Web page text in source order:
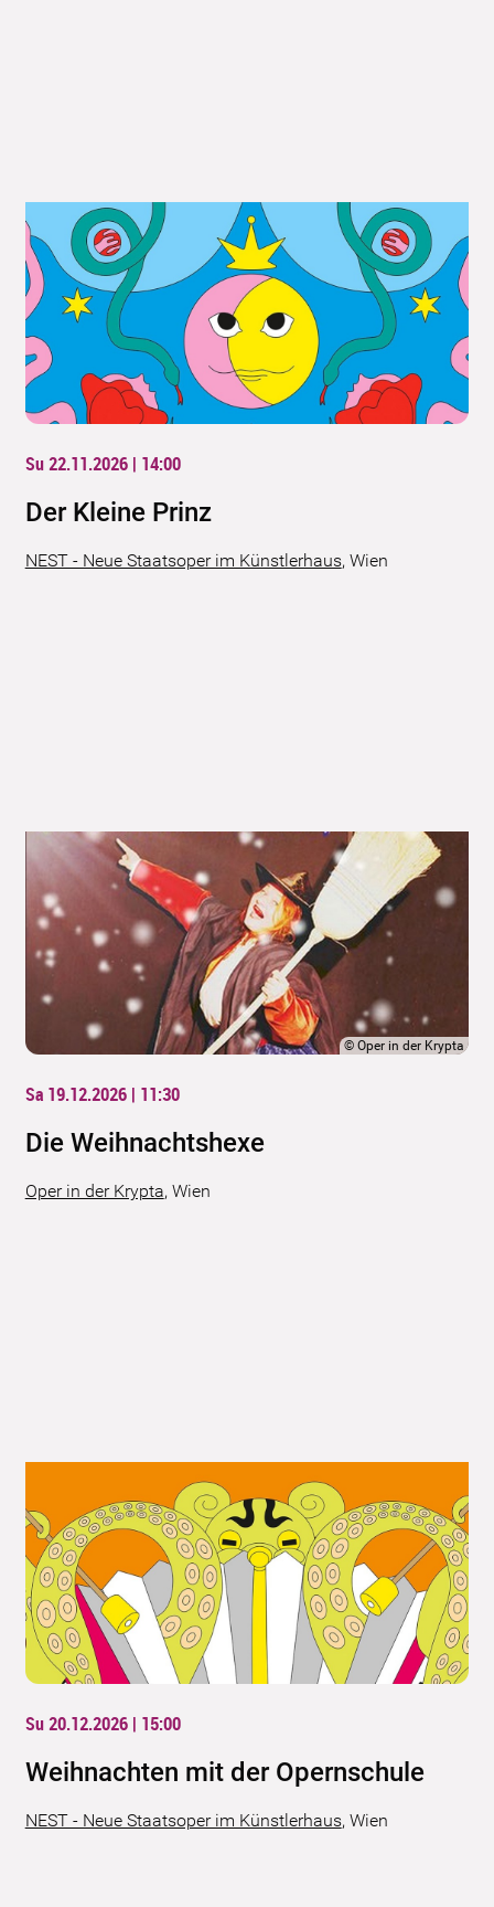
Su 22.11.2026 | 14:00
Der Kleine Prinz
NEST - Neue Staatsoper im Künstlerhaus, Wien
©Oper in der Krypta
Sa 19.12.2026 | 11:30
Die Weihnachtshexe
Oper in der Krypta, Wien
Su 20.12.2026 | 15:00
Weihnachten mit der Opernschule
NEST - Neue Staatsoper im Künstlerhaus, Wien